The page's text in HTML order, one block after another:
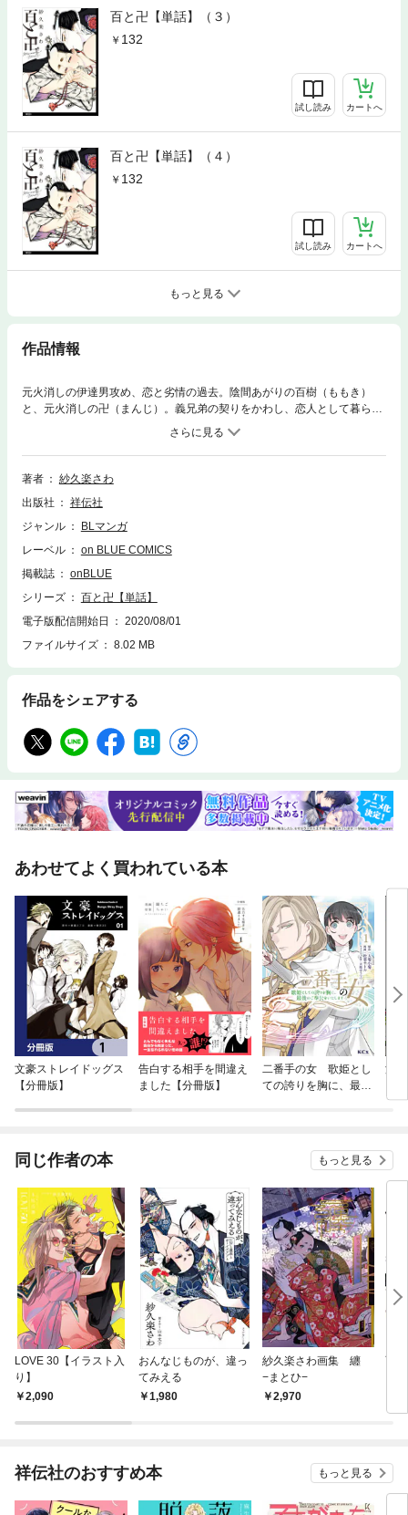
百と卍【単話】（３）
132
試し読み カートへ
百と卍【単話】（４）
132
試し読み カートへ
もっと見る
作品情報
元火消しの伊達男攻め、恋と劣情の過去。陰間あがりの百樹（ももき）
と、元火消しの卍（まんじ）。義兄弟の契りをかわし、恋人として暮らす
ふたりの季節は春へと移ろう——。百樹は卍の愛情をいっしんに受け愛お
しい日々を送るかたわら、ときおり見せる卍の辛そうな表情に胸がつまる
ような思いを感じていた。そんなある日、ふたりの前に卍の過去を知ると
いう男・千（せん）が現れる。火消し時代、卍の相棒だったという千は、
作、圧巻の単話版第13巻！
著者
紗久楽さわ
出版社
祥伝社
ジャンル
BLマンガ
レーベル
on BLUE COMICS
掲載誌
onBLUE
シリーズ
百と卍【単話】
電子版配信開始日
2020/08/01
ファイルサイズ
8.02 MB
作品をシェアする
あわせてよく買われている本
文豪ストレイドッグス
【分冊版】
告白する相手を間違え
ました【分冊版】
二番手の女 歌姫とし
ての誇りを胸に、最後
没
ッ
同じ作者の本 もっと見る
LOVE 30【イラスト入
り】
2,090
おんなじものが、違っ
てみえる
1,980
紗久楽さわ画集 纏
−まとひ−
2,970
百
祥伝社のおすすめ本 もっと見る